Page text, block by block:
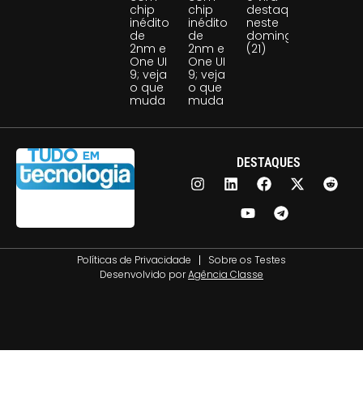
chip
inédito
de
2nm e
One UI
9; veja
o que
muda
chip
inédito
de
2nm e
One UI
9; veja
o que
muda
destaque
neste
domingo
(21)
DESTAQUES
Políticas de Privacidade
Sobre os Testes
Desenvolvido porAgência Classe